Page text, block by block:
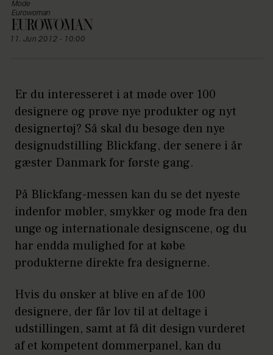
Mode
Eurowoman
11. Jun 2012 - 10:00
Er du interesseret i at møde over 100
designere og prøve nye produkter og nyt
designertøj? Så skal du besøge den nye
designudstilling Blickfang, der senere i år
gæster Danmark for første gang.
På Blickfang-messen kan du se det nyeste
indenfor møbler, smykker og mode fra den
unge og internationale designscene, og du
har endda mulighed for at købe
produkterne direkte fra designerne.
Hvis du ønsker at blive en af de 100
designere, der får lov til at deltage i
udstillingen, samt at få dit design vurderet
af et kompetent dommerpanel, kan du